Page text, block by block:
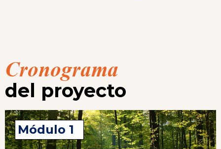
Cronograma
del proyecto
Módulo 1